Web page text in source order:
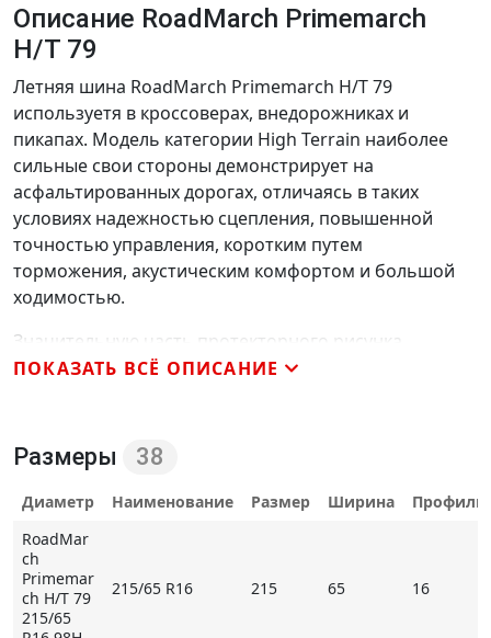
Описание RoadMarch Primemarch
H/T 79
Летняя шина RoadMarch Primemarch H/T 79
используетя в кроссоверах, внедорожниках и
пикапах. Модель категории High Terrain наиболее
сильные свои стороны демонстрирует на
асфальтированных дорогах, отличаясь в таких
условиях надежностью сцепления, повышенной
точностью управления, коротким путем
торможения, акустическим комфортом и большой
ходимостью.
Значительную часть протекторного рисунка
занимают дренажные элементы. Речь идет, прежде
контакта водной пленки даже на высокой скорости. В
таких условиях многочисленные кромки ламелей и
блоков обеспечивают надежное управление.
отличаются трапециевидным профилем,
дополнительно повышающим их стойкость к
деформирующему воздействию. Это заметно
увеличивает запас устойчивости при
ПОКАЗАТЬ ВСЁ ОПИСАНИЕ
Размеры 38
Диаметр Наименование Размер Ширина
Профиль
RoadMar
ch
Primemar
ch H/T 79
215/65
215/65 R16 215 65 16